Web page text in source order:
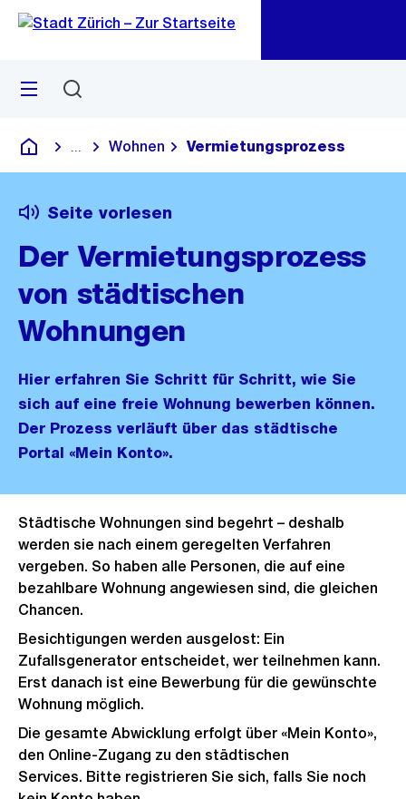
Navigation
Sprunglink
Menü
Deutsch
Blende alle Breadcrumbs ein
Wohnen Vermietungsprozess
Seite vorlesen
Der Vermietungsprozess
von städtischen
Wohnungen
Hier erfahren Sie Schritt für Schritt, wie Sie
sich auf eine freie Wohnung bewerben können.
Der Prozess verläuft über das städtische
Portal «Mein Konto».
Städtische Wohnungen sind begehrt – deshalb
werden sie nach einem geregelten Verfahren
vergeben. So haben alle Personen, die auf eine
bezahlbare Wohnung angewiesen sind, die gleichen
Chancen.
Besichtigungen werden ausgelost: Ein
Zufallsgenerator entscheidet, wer teilnehmen kann.
Erst danach ist eine Bewerbung für die gewünschte
Wohnung möglich.
Die gesamte Abwicklung erfolgt über «Mein Konto»,
den Online-Zugang zu den städtischen
Services. Bitte registrieren Sie sich, falls Sie noch